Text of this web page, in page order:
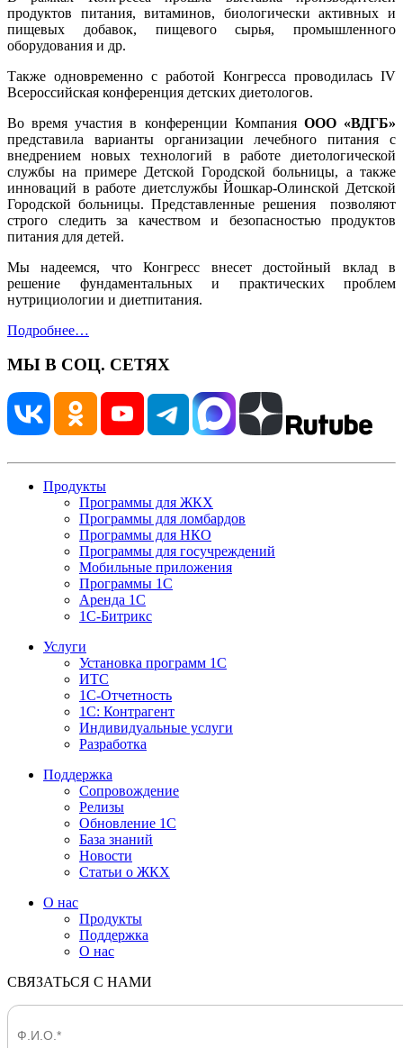
продуктов питания, витаминов, биологически активных и
пищевых добавок, пищевого сырья, промышленного
оборудования и др.
Также одновременно с работой Конгресса проводилась IV
Всероссийская конференция детских диетологов.
Во время участия в конференции Компания ООО «ВДГБ»
представила варианты организации лечебного питания с
внедрением новых технологий в работе диетологической
службы на примере Детской Городской больницы, а также
инноваций в работе диетслужбы Йошкар-Олинской Детской
Городской больницы. Представленные решения позволяют
строго следить за качеством и безопасностью продуктов
питания для детей.
Мы надеемся, что Конгресс внесет достойный вклад в
решение фундаментальных и практических проблем
нутрициологии и диетпитания.
Подробнее…
МЫ В СОЦ. СЕТЯХ
Продукты
Программы для ЖКХ
Программы для ломбардов
Программы для НКО
Программы для госучреждений
Мобильные приложения
Программы 1С
Аренда 1С
1С-Битрикс
Услуги
Установка программ 1С
ИТС
1С-Отчетность
1С: Контрагент
Индивидуальные услуги
Разработка
Поддержка
Сопровождение
Релизы
Обновление 1С
База знаний
Новости
Статьи о ЖКХ
О нас
Продукты
Поддержка
О нас
СВЯЗАТЬСЯ С НАМИ